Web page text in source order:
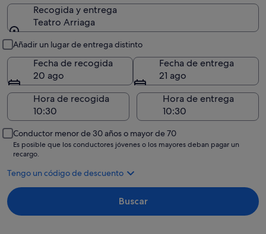
Recogida y entrega
Teatro Arriaga
Añadir un lugar de entrega distinto
Fecha de recogida
20 ago
Fecha de entrega
21 ago
Hora de recogida
Hora de entrega
Conductor menor de 30 años o mayor de 70
Es posible que los conductores jóvenes o los mayores deban pagar un
recargo.
Tengo un código de descuento
Buscar